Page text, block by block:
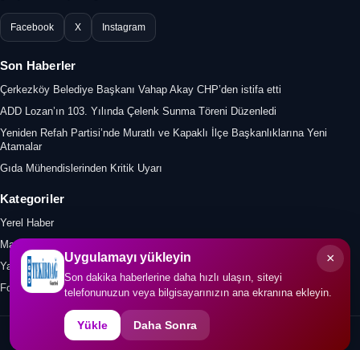
Facebook X Instagram
Son Haberler
Çerkezköy Belediye Başkanı Vahap Akay CHP’den istifa etti
ADD Lozan’ın 103. Yılında Çelenk Sunma Töreni Düzenledi
Yeniden Refah Partisi’nde Muratlı ve Kapaklı İlçe Başkanlıklarına Yeni
Atamalar
Gıda Mühendislerinden Kritik Uyarı
Kategoriler
Yerel Haber
Manşet
Yazar
Foto Galeri
© 2026 0282tekirdaggazetesi.com. Tüm hakları saklıdır.
İletişim
Gizlilik
×
Uygulamayı yükleyin
Son dakika haberlerine daha hızlı ulaşın, siteyi
telefonunuzun veya bilgisayarınızın ana ekranına ekleyin.
Yükle Daha Sonra